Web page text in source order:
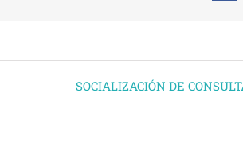
SOCIALIZACIÓN DE